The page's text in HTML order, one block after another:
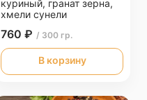
куриный, гранат зерна,
хмели сунели
760 ₽ / 300 гр.
В корзину